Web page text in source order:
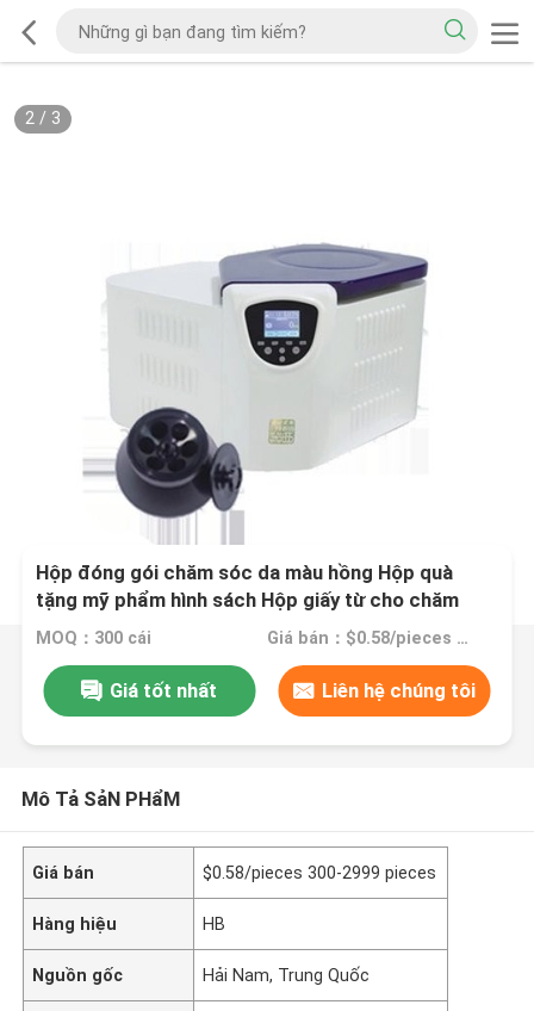
2/ 3
Hộp đóng gói chăm sóc da màu hồng Hộp quà
tặng mỹ phẩm hình sách Hộp giấy từ cho chăm
sóc da chai mỹ phẩm với miếng chèn
MOQ：300 cái Giá bán：$0.58/pieces 300-2999 pieces
Giá tốt nhất Liên hệ chúng tôi
Mô Tả SảN PHẩM
Giá bán $0.58/pieces 300-2999 pieces
Hàng hiệu HB
Nguồn gốc Hải Nam, Trung Quốc